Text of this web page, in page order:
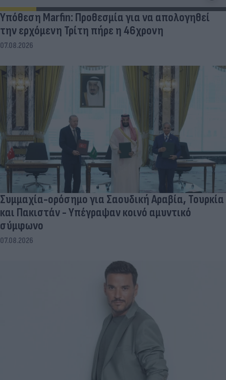
Υπόθεση Marfin: Προθεσμία για να απολογηθεί
την ερχόμενη Τρίτη πήρε η 46χρονη
07.08.2026
Συμμαχία-ορόσημο για Σαουδική Αραβία, Τουρκία
και Πακιστάν - Υπέγραψαν κοινό αμυντικό
σύμφωνο
07.08.2026